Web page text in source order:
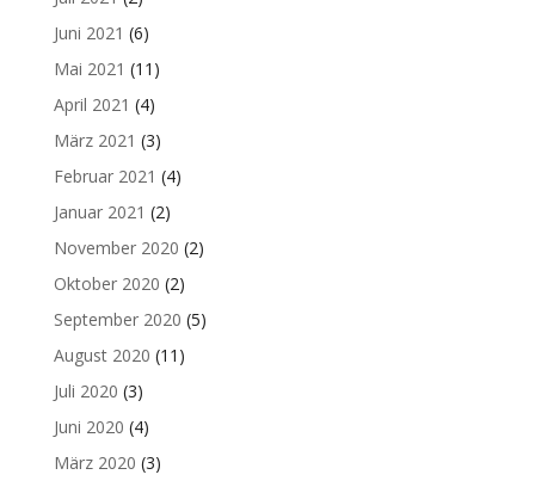
Juni 2021 (6)
Mai 2021 (11)
April 2021 (4)
März 2021 (3)
Februar 2021 (4)
Januar 2021 (2)
November 2020 (2)
Oktober 2020 (2)
September 2020 (5)
August 2020 (11)
Juli 2020 (3)
Juni 2020 (4)
März 2020 (3)